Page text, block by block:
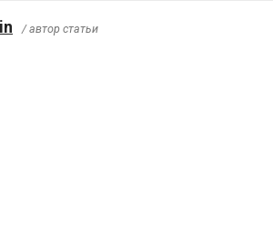
/ автор статьи